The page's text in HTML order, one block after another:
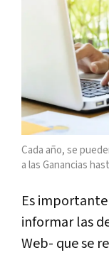
Cada año, se
a las Ganancias
Es
informar las
Web- que se